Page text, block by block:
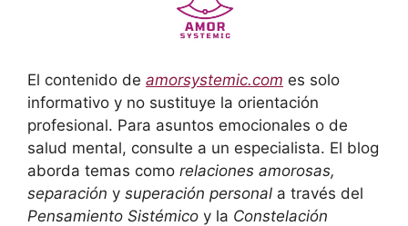
El contenido de amorsystemic.com es solo
informativo y no sustituye la orientación
profesional. Para asuntos emocionales o de
salud mental, consulte a un especialista. El blog
aborda temas como relaciones amorosas,
separación y superación personal a través del
Pensamiento Sistémico y la Constelación